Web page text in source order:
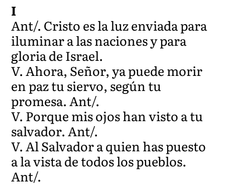
I
Ant/. Cristo es la luz enviada para
iluminar a las naciones y para
gloria de Israel.
V. Ahora, Señor, ya puede morir
en paz tu siervo, según tu
promesa. Ant/.
V. Porque mis ojos han visto a tu
salvador. Ant/.
V. Al Salvador a quien has puesto
a la vista de todos los pueblos.
Ant/.